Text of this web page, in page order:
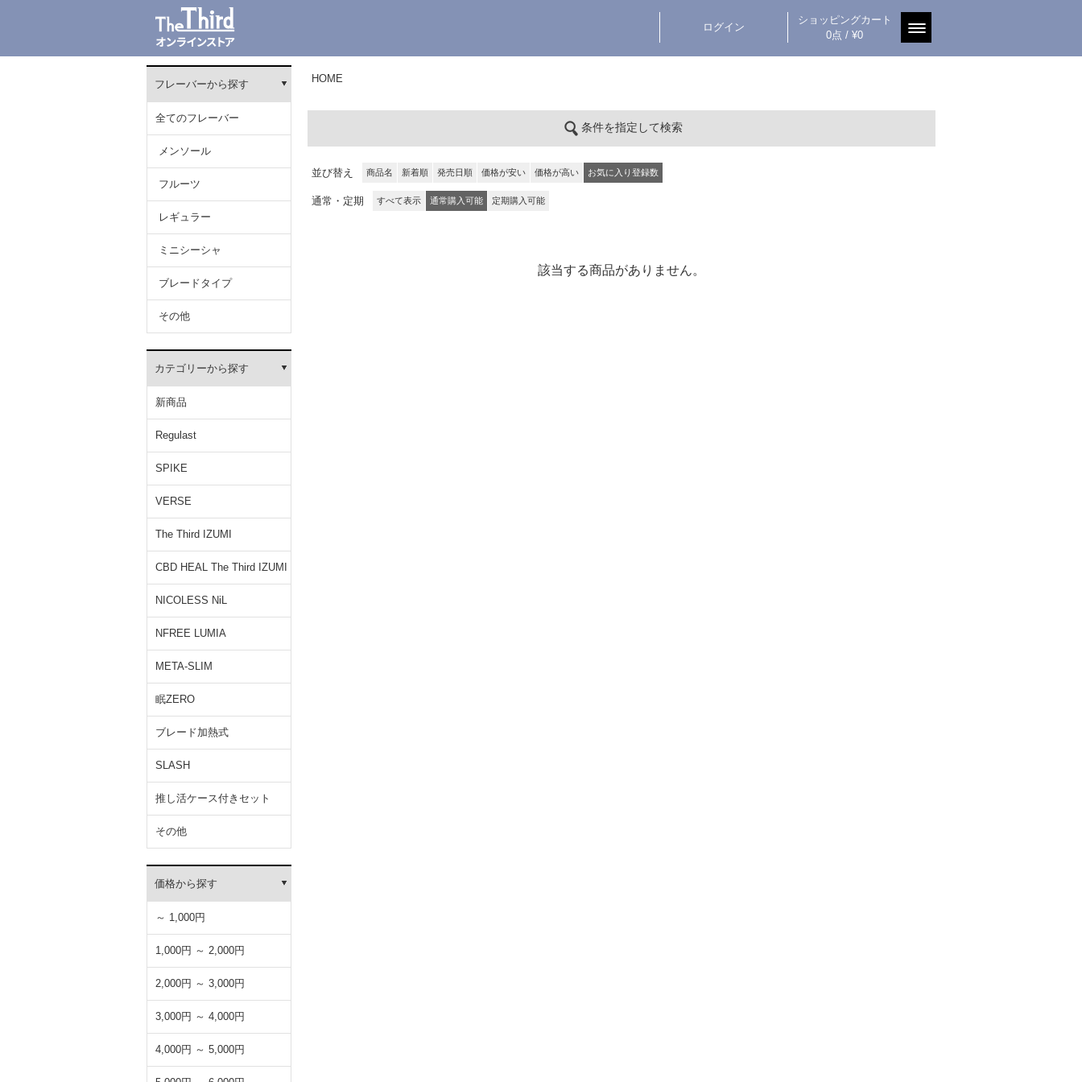
ログイン
ショッピングカート
0点 / ¥0
フレーバーから探す
全てのフレーバー
メンソール
フルーツ
レギュラー
ミニシーシャ
ブレードタイプ
その他
カテゴリーから探す
新商品
Regulast
SPIKE
VERSE
The Third IZUMI
CBD HEAL The Third IZUMI
NICOLESS NiL
NFREE LUMIA
META-SLIM
眠ZERO
ブレード加熱式
SLASH
推し活ケース付きセット
その他
価格から探す
～ 1,000円
1,000円 ～ 2,000円
2,000円 ～ 3,000円
3,000円 ～ 4,000円
4,000円 ～ 5,000円
HOME
条件を指定して検索
並び替え 商品名 新着順 発売日順 価格が安い 価格が高い お気に入り登録数
通常・定期 すべて表示 通常購入可能 定期購入可能
該当する商品がありません。